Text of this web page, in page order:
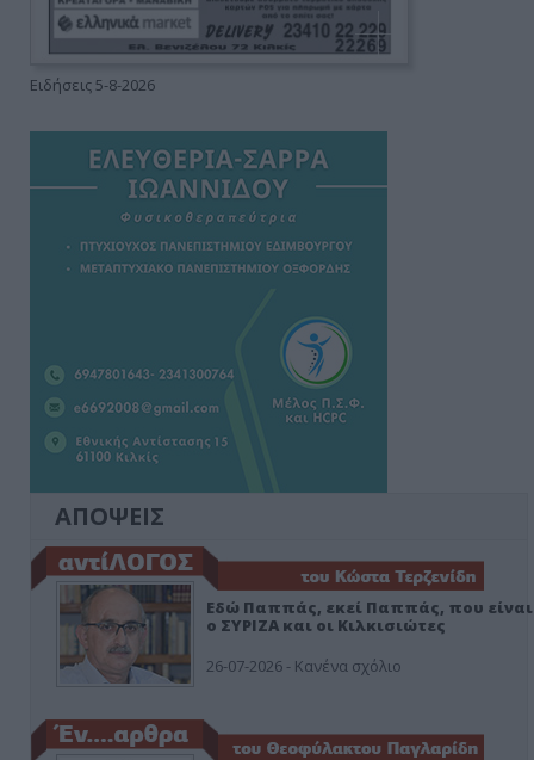
Ειδήσεις 5-8-2026
ΑΠΟΨΕΙΣ
Εδώ Παππάς, εκεί Παππάς, που είναι
ο ΣΥΡΙΖΑ και οι Κιλκισιώτες
26-07-2026 - Κανένα σχόλιο